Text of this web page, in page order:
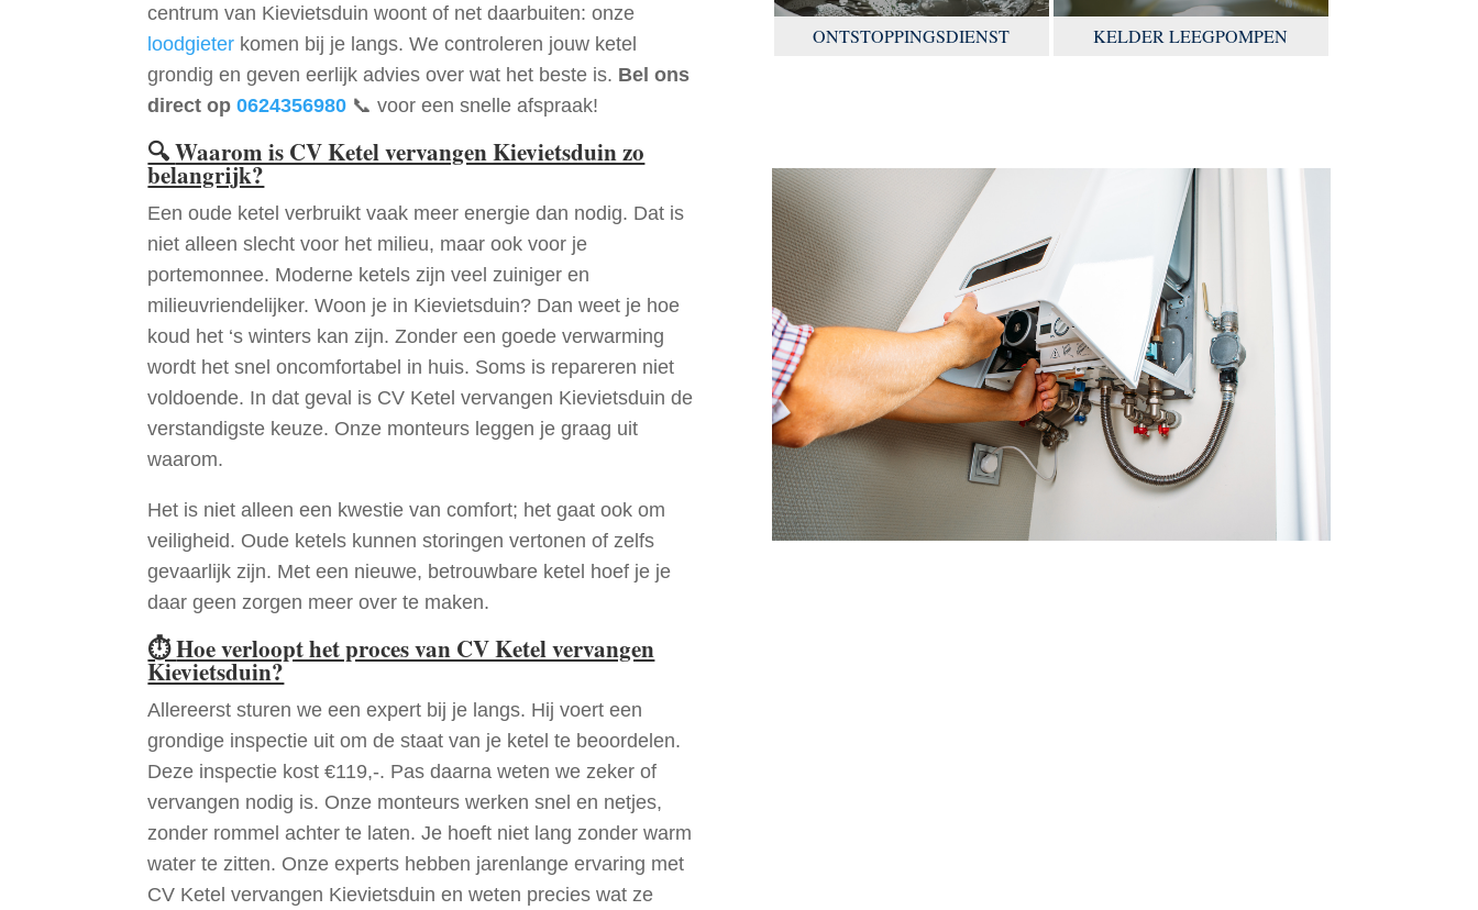
centrum van Kievietsduin woont of net daarbuiten: onze
loodgieter komen bij je langs. We controleren jouw ketel
grondig en geven eerlijk advies over wat het beste is. Bel ons
direct op0624356980 📞 voor een snelle afspraak!
🔍Waarom is CV Ketel vervangen Kievietsduin zo
belangrijk?
Een oude ketel verbruikt vaak meer energie dan nodig. Dat is
niet alleen slecht voor het milieu, maar ook voor je
portemonnee. Moderne ketels zijn veel zuiniger en
milieuvriendelijker. Woon je in Kievietsduin? Dan weet je hoe
koud het ‘s winters kan zijn. Zonder een goede verwarming
wordt het snel oncomfortabel in huis. Soms is repareren niet
voldoende. In dat geval is CV Ketel vervangen Kievietsduin de
verstandigste keuze. Onze monteurs leggen je graag uit
waarom.
Het is niet alleen een kwestie van comfort; het gaat ook om
veiligheid. Oude ketels kunnen storingen vertonen of zelfs
gevaarlijk zijn. Met een nieuwe, betrouwbare ketel hoef je je
daar geen zorgen meer over te maken.
⏱Hoe verloopt het proces van CV Ketel vervangen
Kievietsduin?
Allereerst sturen we een expert bij je langs. Hij voert een
grondige inspectie uit om de staat van je ketel te beoordelen.
Deze inspectie kost €119,-. Pas daarna weten we zeker of
vervangen nodig is. Onze monteurs werken snel en netjes,
zonder rommel achter te laten. Je hoeft niet lang zonder warm
water te zitten. Onze experts hebben jarenlange ervaring met
CV Ketel vervangen Kievietsduin en weten precies wat ze
ONTSTOPPINGSDIENST KELDER LEEGPOMPEN